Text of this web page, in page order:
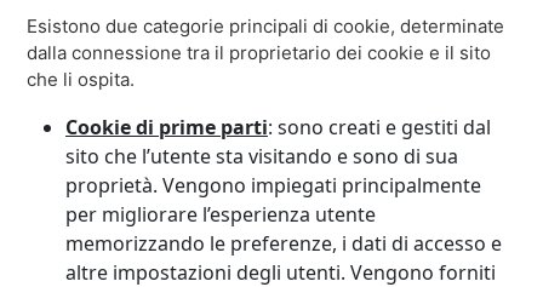
Esistono due categorie principali di cookie, determinate
dalla connessione tra il proprietario dei cookie e il sito
che li ospita.
Cookie di prime parti: sono creati e gestiti dal
sito che l’utente sta visitando e sono di sua
proprietà. Vengono impiegati principalmente
per migliorare l’esperienza utente
memorizzando le preferenze, i dati di accesso e
altre impostazioni degli utenti. Vengono forniti